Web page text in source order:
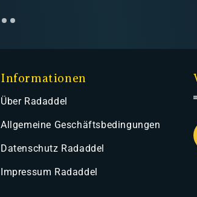
Informationen
Über Radaddel
Allgemeine Geschäftsbedingungen
Datenschutz Radaddel
Impressum Radaddel